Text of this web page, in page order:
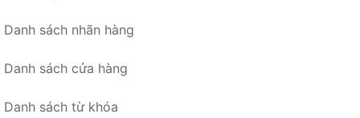
Danh sách nhãn hàng
Danh sách cửa hàng
Danh sách từ khóa